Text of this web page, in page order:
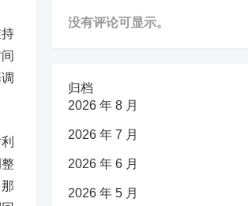
没有评论可显示。
归档
2026 年 8 月
2026 年 7 月
2026 年 6 月
2026 年 5 月